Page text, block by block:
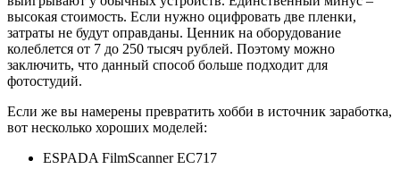
высокая стоимость. Если нужно оцифровать две пленки,
затраты не будут оправданы. Ценник на оборудование
колеблется от 7 до 250 тысяч рублей. Поэтому можно
заключить, что данный способ больше подходит для
фотостудий.
Если же вы намерены превратить хобби в источник заработка,
вот несколько хороших моделей:
ESPADA FilmScanner EC717